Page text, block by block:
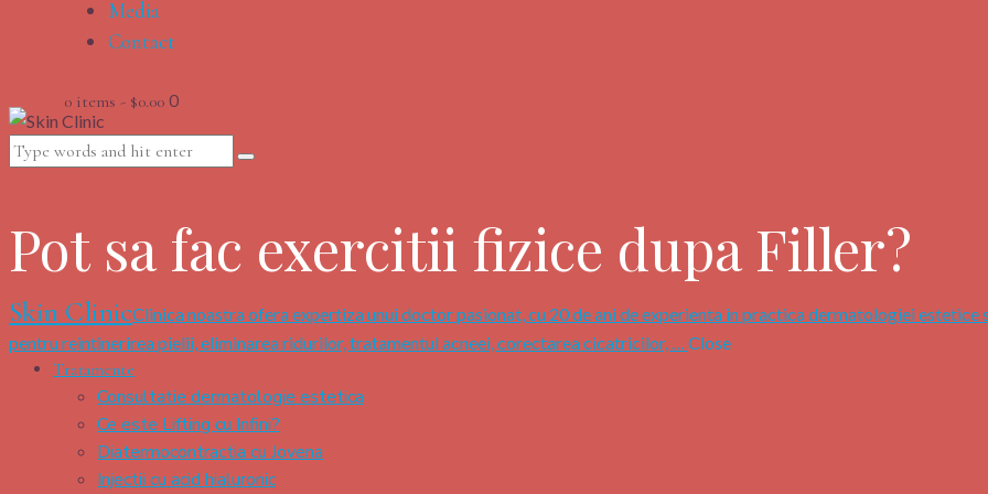
Media
Contact
0 items - $0.00 0
Pot sa fac exercitii fizice dupa Filler?
Skin ClinicClinica noastra ofera expertiza unui doctor pasionat, cu 20 de ani de experienta in practica dermatologiei
pentru reintinerirea pielii, eliminarea ridurilor, tratamentul acneei, corectarea cicatricilor, … Close
Tratamente
Consultatie dermatologie estetica
Ce este Lifting cu Infini?
Diatermocontractia cu Jovena
Injectii cu acid hialuronic